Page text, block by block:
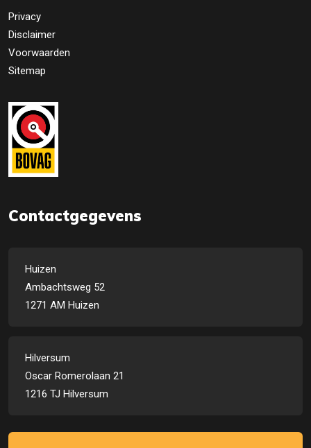
Privacy
Disclaimer
Voorwaarden
Sitemap
Contactgegevens
Huizen
Ambachtsweg 52
1271 AM Huizen
Hilversum
Oscar Romerolaan 21
1216 TJ Hilversum